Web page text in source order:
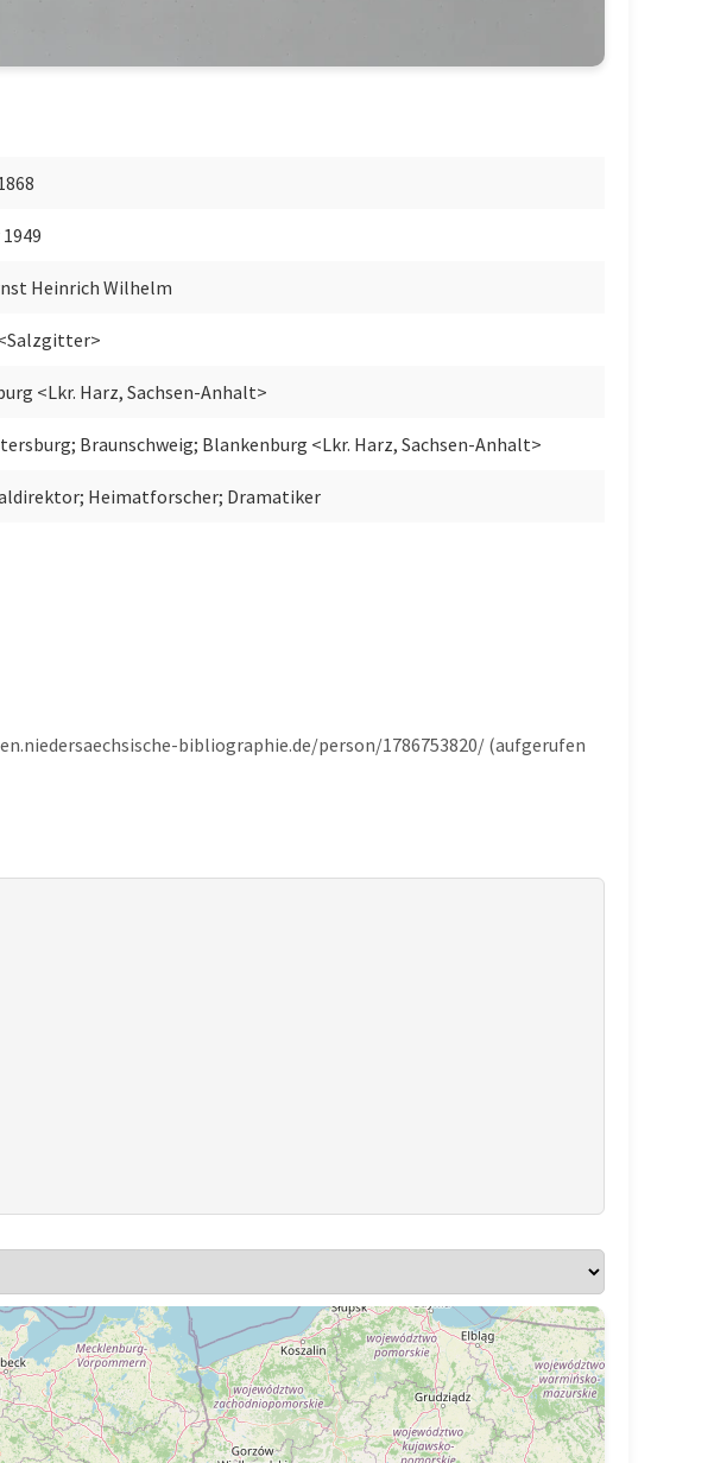
Heinrich Wilhelm
<Lkr. Harz, Sachsen-Anhalt>
Braunschweig; Blankenburg <Lkr. Harz, Sachsen-Anhalt>
Heimatforscher; Dramatiker
bibliographie.de/person/1786753820/ (aufgerufen